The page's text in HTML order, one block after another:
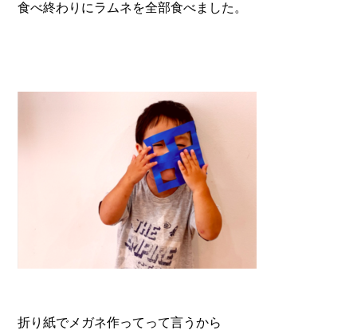
食べ終わりにラムネを全部食べました。
折り紙でメガネ作ってって言うから